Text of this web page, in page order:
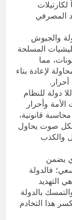
المصرفي
والجيوش
المسلحة
مما
لإعادة بناء
دولة للنظام
وأحرار
قانونية،
بكل صوت يحاول
والكذب
يضمن
فالدولة
التهديد
بالدولة
هذا التخادم